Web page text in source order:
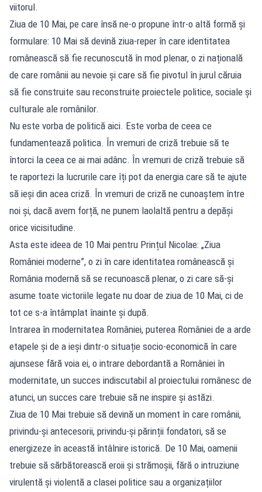
viitorul.
Ziua de 10 Mai, pe care însă ne-o propune într-o altă formă și
formulare: 10 Mai să devină ziua-reper în care identitatea
românească să fie recunoscută în mod plenar, o zi națională
de care românii au nevoie și care să fie pivotul în jurul căruia
să fie construite sau reconstruite proiectele politice, sociale și
culturale ale românilor.
Nu este vorba de politică aici. Este vorba de ceea ce
fundamentează politica. În vremuri de criză trebuie să te
întorci la ceea ce ai mai adânc. În vremuri de criză trebuie să
te raportezi la lucrurile care îți pot da energia care să te ajute
să ieși din acea criză. În vremuri de criză ne cunoaștem între
noi și, dacă avem forță, ne punem laolaltă pentru a depăși
orice vicisitudine.
Asta este ideea de 10 Mai pentru Prințul Nicolae: „Ziua
României moderne”, o zi în care identitatea românească și
România modernă să se recunoască plenar, o zi care să-și
asume toate victoriile legate nu doar de ziua de 10 Mai, ci de
tot ce s-a întâmplat înainte și după.
Intrarea în modernitatea României, puterea României de a arde
etapele și de a ieși dintr-o situație socio-economică în care
ajunsese fără voia ei, o intrare debordantă a României în
modernitate, un succes indiscutabil al proiectului românesc de
atunci, un succes care trebuie să ne inspire și astăzi.
Ziua de 10 Mai trebuie să devină un moment în care românii,
privindu-și antecesorii, privindu-și părinții fondatori, să se
energizeze în această întâlnire istorică. De 10 Mai, oamenii
trebuie să sărbătorească eroii și strămoșii, fără o intruziune
virulentă și violentă a clasei politice sau a organizațiilor